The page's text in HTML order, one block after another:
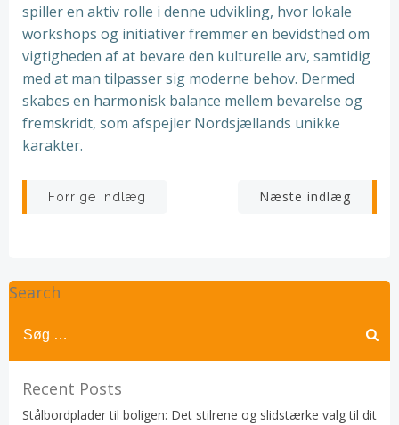
spiller en aktiv rolle i denne udvikling, hvor lokale
workshops og initiativer fremmer en bevidsthed om
vigtigheden af at bevare den kulturelle arv, samtidig
med at man tilpasser sig moderne behov. Dermed
skabes en harmonisk balance mellem bevarelse og
fremskridt, som afspejler Nordsjællands unikke
karakter.
Indlægsnavigation
Forrige indlæg Næste indlæg
Search
Recent Posts
Stålbordplader til boligen: Det stilrene og slidstærke valg til dit